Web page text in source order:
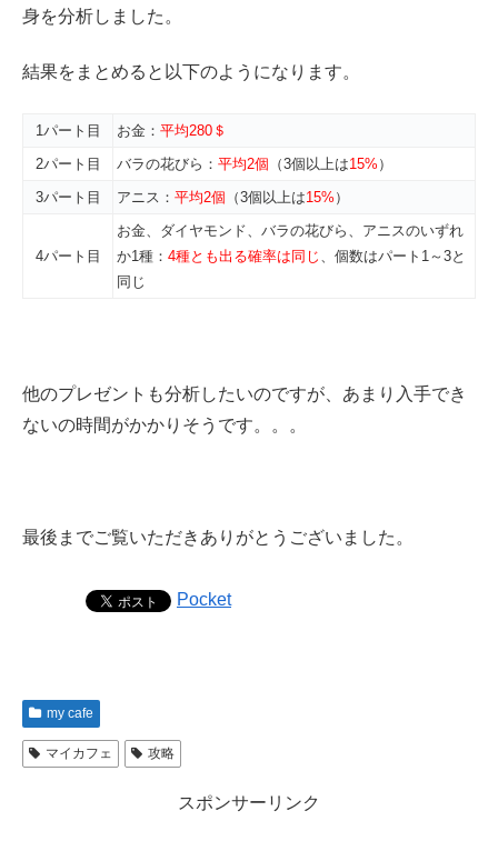
身を分析しました。
結果をまとめると以下のようになります。
1パート目 お金： 平均280＄
2パート目
バラの花びら： 平均2個 （3個以上は15% ）
3パート目
アニス： 平均2個 （3個以上は15% ）
4パート目
お金、ダイヤモンド、バラの花びら、アニスのいずれ
か1種： 4種とも出る確率は同じ
、個数はパート1～3と
同じ
他のプレゼントも分析したいのですが、あまり入手でき
ないの時間がかかりそうです。。。
最後までご覧いただきありがとうございました。
Pocket
my cafe
マイカフェ 攻略
スポンサーリンク